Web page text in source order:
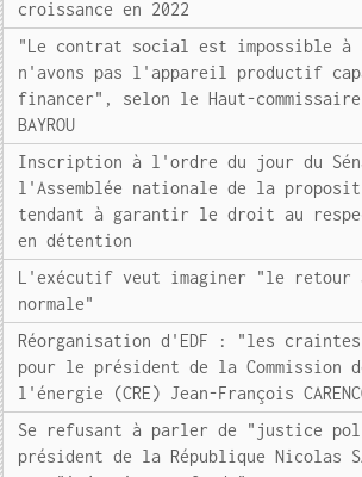
croissance en 2022
"Le contrat social est impossible à
n'avons pas l'appareil productif
financer", selon le Haut-
BAYROU
Inscription à l'ordre du jour du
l'Assemblée nationale de la
tendant à garantir le droit au
en détention
L'exécutif veut imaginer "le retour
normale"
Réorganisation d'EDF : "les
pour le président de la Commission
l'énergie (CRE) Jean-François
Se refusant à parler de "justice
président de la République Nicolas